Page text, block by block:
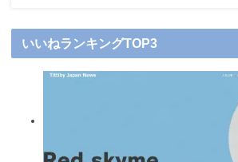
いいねランキングTOP3